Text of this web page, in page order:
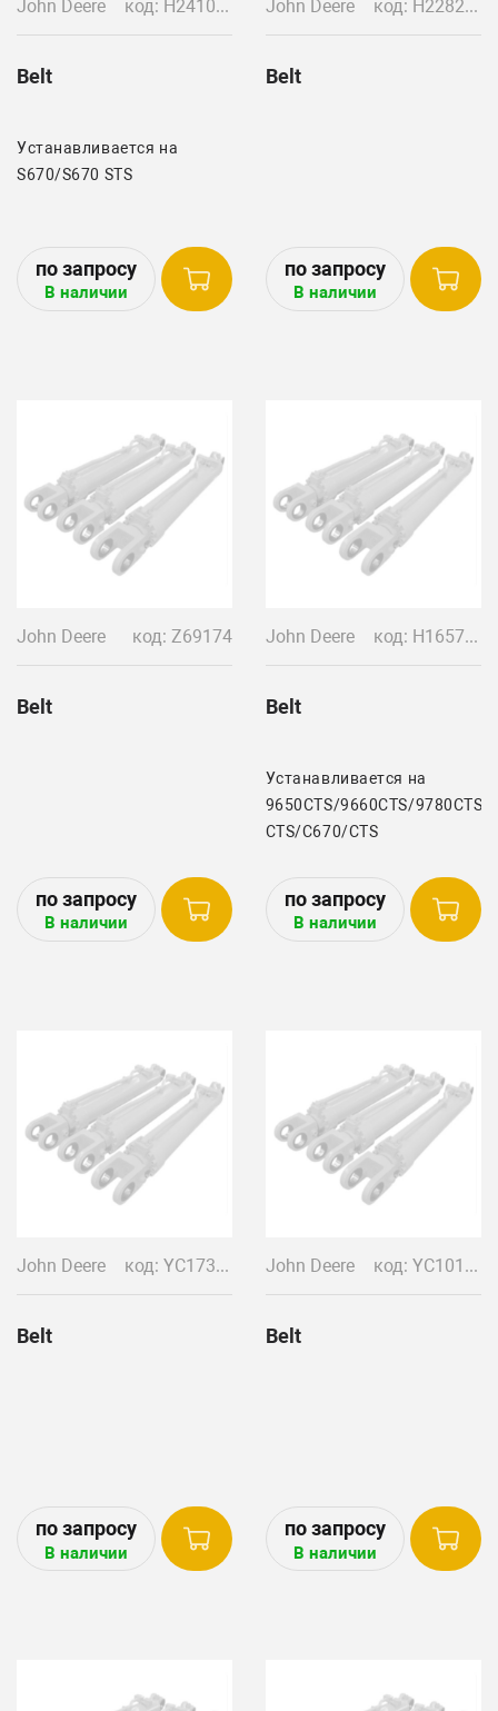
John Deere код: H241000
Belt
Устанавливается на
S670/S670 STS
В наличии
John Deere код: H228250
Belt
В наличии
John Deere код: Z69174
Belt
В наличии
John Deere код: H165708/YC19015
Belt
Устанавливается на
9650CTS/9660CTS/9780CTS/
CTS/C670/CTS
В наличии
John Deere код: YC17373
Belt
В наличии
John Deere код: YC10135
Belt
В наличии